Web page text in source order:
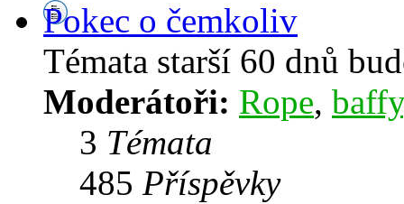
Pokec o čemkoliv
Témata starší 60 dnů
Moderátoři: Rope, baffy
3 Témata
485 Příspěvky